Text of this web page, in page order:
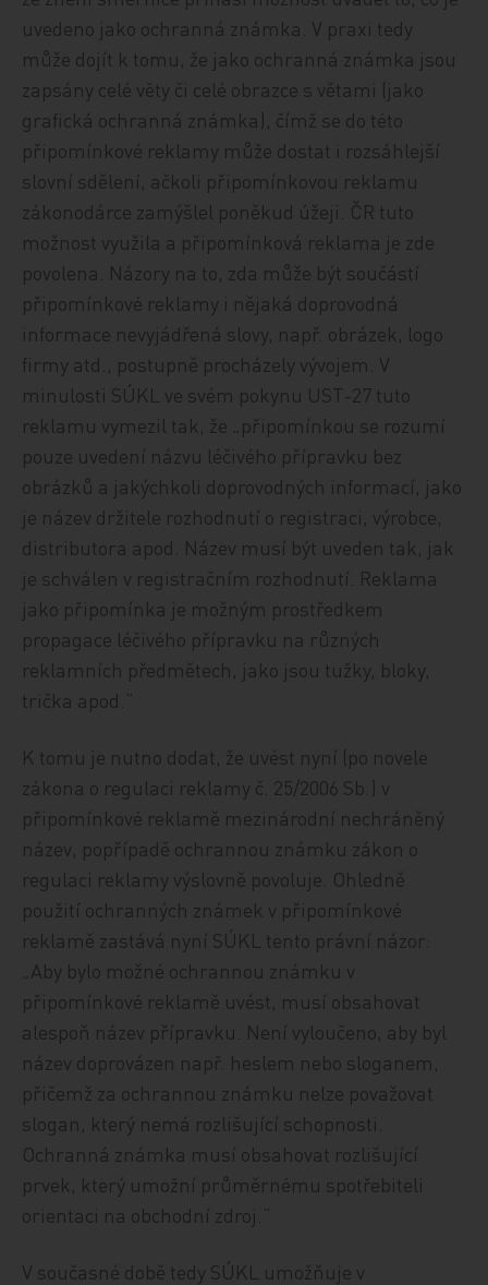
uvedeno jako ochranná známka. V praxi tedy
může dojít k tomu, že jako ochranná známka jsou
zapsány celé věty či celé obrazce s větami (jako
grafická ochranná známka), čímž se do této
připomínkové reklamy může dostat i rozsáhlejší
slovní sdělení, ačkoli připomínkovou reklamu
zákonodárce zamýšlel poněkud úžeji. ČR tuto
možnost využila a připomínková reklama je zde
povolena. Názory na to, zda může být součástí
připomínkové reklamy i nějaká doprovodná
informace nevyjádřená slovy, např. obrázek, logo
firmy atd., postupně procházely vývojem. V
minulosti SÚKL ve svém pokynu UST-27 tuto
reklamu vymezil tak, že „připomínkou se rozumí
pouze uvedení názvu léčivého přípravku bez
obrázků a jakýchkoli doprovodných informací, jako
je název držitele rozhodnutí o registraci, výrobce,
distributora apod. Název musí být uveden tak, jak
je schválen v registračním rozhodnutí. Reklama
jako připomínka je možným prostředkem
propagace léčivého přípravku na různých
reklamních předmětech, jako jsou tužky, bloky,
trička apod.“
K tomu je nutno dodat, že uvést nyní (po novele
zákona o regulaci reklamy č. 25/2006 Sb.) v
připomínkové reklamě mezinárodní nechráněný
název, popřípadě ochrannou známku zákon o
regulaci reklamy výslovně povoluje. Ohledně
použití ochranných známek v připomínkové
reklamě zastává nyní SÚKL tento právní názor:
„Aby bylo možné ochrannou známku v
připomínkové reklamě uvést, musí obsahovat
alespoň název přípravku. Není vyloučeno, aby byl
název doprovázen např. heslem nebo sloganem,
přičemž za ochrannou známku nelze považovat
slogan, který nemá rozlišující schopnosti.
Ochranná známka musí obsahovat rozlišující
prvek, který umožní průměrnému spotřebiteli
orientaci na obchodní zdroj.“
V současné době tedy SÚKL umožňuje v